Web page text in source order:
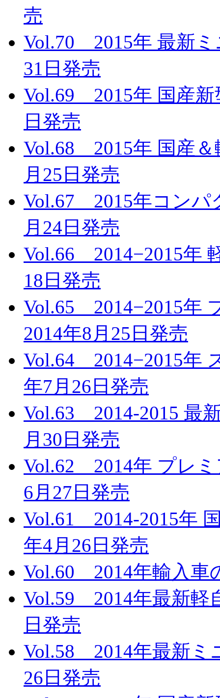
売
Vol.70 2015年 最新
31日発売
Vol.69 2015年 国産
日発売
Vol.68 2015年 国産
月25日発売
Vol.67 2015年コンパ
月24日発売
Vol.66 2014−2015年
18日発売
Vol.65 2014−2015年
2014年8月25日発売
Vol.64 2014−2015年
年7月26日発売
Vol.63 2014-2015 最
月30日発売
Vol.62 2014年 プレ
6月27日発売
Vol.61 2014-2015年
年4月26日発売
Vol.60 2014年輸入車
Vol.59 2014年最新軽
日発売
Vol.58 2014年最新ミ
26日発売